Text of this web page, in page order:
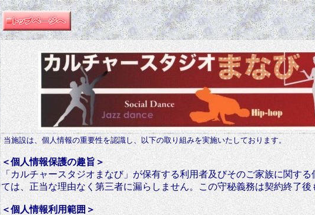
当施設は、個人情報の重要性を認識し、以下の取り組みを実施いたしております。
＜個人情報保護の趣旨＞
「カルチャースタジオまなび」が保有する利用者及びそのご家族に関する
ては、正当な理由なく第三者に漏らしません。この守秘義務は契約終了後
＜個人情報利用範囲＞